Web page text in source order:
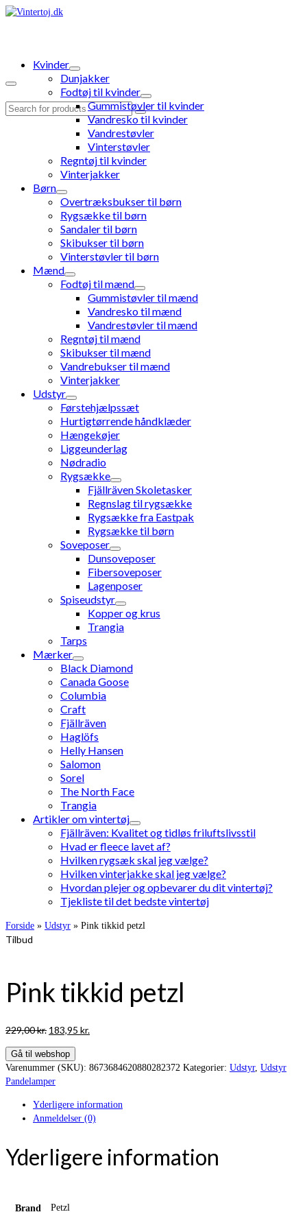
Search
Kvinder
Dunjakker
Fodtøj til kvinder
Gummistøvler til kvinder
Vandresko til kvinder
Vandrestøvler
Vinterstøvler
Regntøj til kvinder
Vinterjakker
Børn
Overtræksbukser til børn
Rygsække til børn
Sandaler til børn
Skibukser til børn
Vinterstøvler til børn
Mænd
Fodtøj til mænd
Gummistøvler til mænd
Vandresko til mænd
Vandrestøvler til mænd
Regntøj til mænd
Skibukser til mænd
Vandrebukser til mænd
Vinterjakker
Udstyr
Førstehjælpssæt
Hurtigtørrende håndklæder
Hængekøjer
Liggeunderlag
Nødradio
Rygsække
Fjällräven Skoletasker
Regnslag til rygsække
Rygsække fra Eastpak
Rygsække til børn
Soveposer
Dunsoveposer
Fibersoveposer
Lagenposer
Spiseudstyr
Kopper og krus
Trangia
Tarps
Mærker
Black Diamond
Canada Goose
Columbia
Craft
Fjällräven
Haglöfs
Helly Hansen
Salomon
Sorel
The North Face
Trangia
Artikler om vintertøj
Fjällräven: Kvalitet og tidløs friluftslivsstil
Hvad er fleece lavet af?
Hvilken rygsæk skal jeg vælge?
Hvilken vinterjakke skal jeg vælge?
Hvordan plejer og opbevarer du dit vintertøj?
Tjekliste til det bedste vintertøj
Forside » Udstyr » Pink tikkid petzl
Tilbud
Pink tikkid petzl
229,00kr. Den
pris
var:
229,00 kr..
183,95 kr.
er:
Gå til webshop
Varenummer (SKU): 8673684620880282372 Kategorier: Udstyr, Udstyr
Pandelamper
Yderligere information
Anmeldelser (0)
Yderligere information
Brand Petzl